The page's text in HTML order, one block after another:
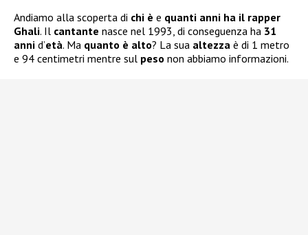
Andiamo alla scoperta di chi è e quanti anni ha il rapper
Ghali. Il cantante nasce nel 1993, di conseguenza ha 31
anni d’età. Ma quanto è alto? La sua altezza è di 1 metro
e 94 centimetri mentre sul peso non abbiamo informazioni.